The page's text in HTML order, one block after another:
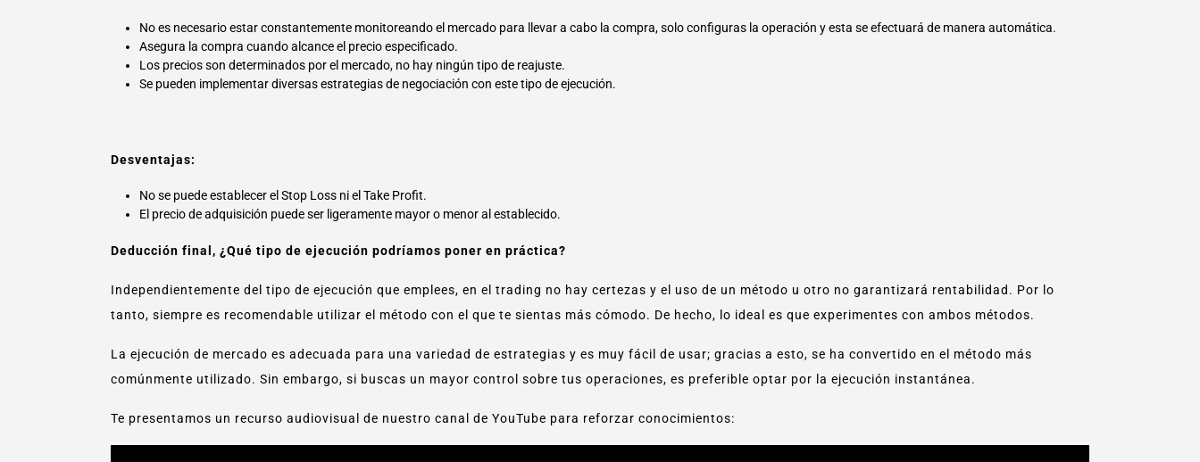
No es necesario estar constantemente monitoreando el mercado para llevar a cabo la compra, solo configuras la operación y esta se efectuará de manera automática.
Asegura la compra cuando alcance el precio especificado.
Los precios son determinados por el mercado, no hay ningún tipo de reajuste.
Se pueden implementar diversas estrategias de negociación con este tipo de ejecución.
Desventajas:
No se puede establecer el Stop Loss ni el Take Profit.
El precio de adquisición puede ser ligeramente mayor o menor al establecido.
Deducción final, ¿Qué tipo de ejecución podríamos poner en práctica?
Independientemente del tipo de ejecución que emplees, en el trading no hay certezas y el uso de un método u otro no garantizará rentabilidad. Por lo
tanto, siempre es recomendable utilizar el método con el que te sientas más cómodo. De hecho, lo ideal es que experimentes con ambos métodos.
La ejecución de mercado es adecuada para una variedad de estrategias y es muy fácil de usar; gracias a esto, se ha convertido en el método más
comúnmente utilizado. Sin embargo, si buscas un mayor control sobre tus operaciones, es preferible optar por la ejecución instantánea.
Te presentamos un recurso audiovisual de nuestro canal de YouTube para reforzar conocimientos: